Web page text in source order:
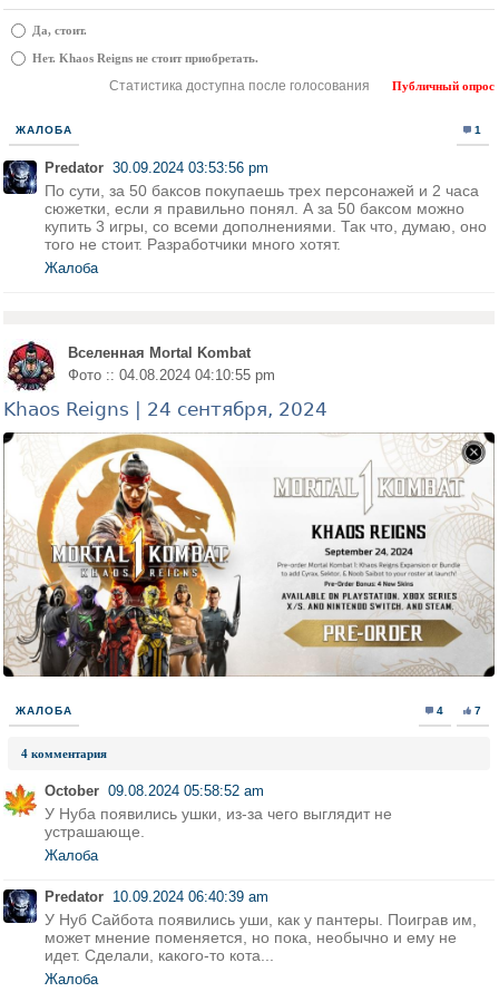
Да, стоит.
Нет. Khaos Reigns не стоит приобретать.
Статистика доступна после голосования Публичный опрос
ЖАЛОБА 1
Predator 30.09.2024 03:53:56 pm
По сути, за 50 баксов покупаешь трех персонажей и 2 часа
сюжетки, если я правильно понял. А за 50 баксом можно
купить 3 игры, со всеми дополнениями. Так что, думаю, оно
того не стоит. Разработчики много хотят.
Жалоба
Вселенная Mortal Kombat
Фото :: 04.08.2024 04:10:55 pm
Khaos Reigns | 24 сентября, 2024
ЖАЛОБА 4 7
4 комментария
October 09.08.2024 05:58:52 am
У Нуба появились ушки, из-за чего выглядит не
устрашающе.
Жалоба
Predator 10.09.2024 06:40:39 am
У Нуб Сайбота появились уши, как у пантеры. Поиграв им,
может мнение поменяется, но пока, необычно и ему не
идет. Сделали, какого-то кота...
Жалоба